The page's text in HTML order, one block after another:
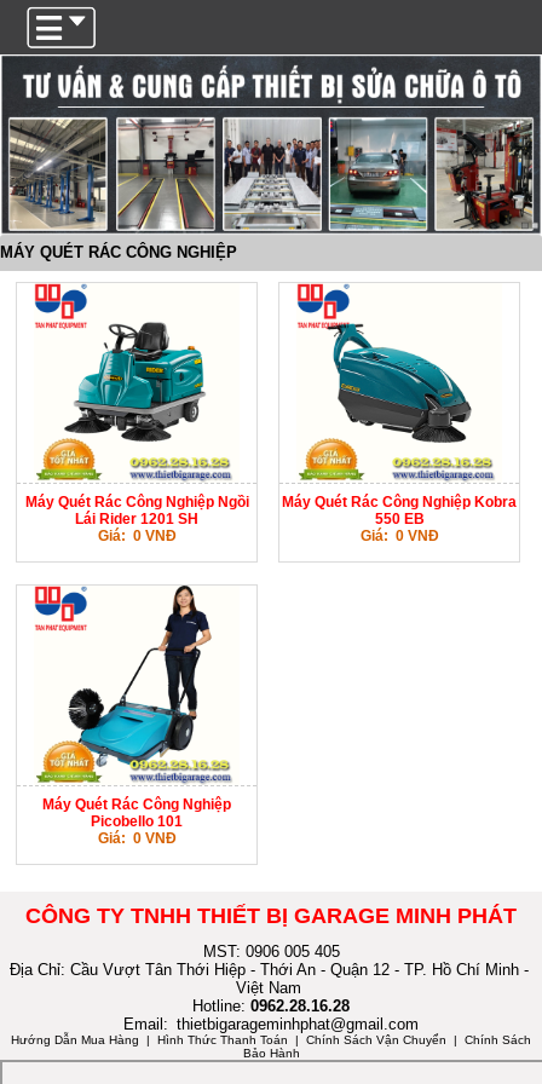
MÁY QUÉT RÁC CÔNG NGHIỆP
Máy Quét Rác Công Nghiệp Ngồi
Lái Rider 1201 SH
Giá: 0 VNĐ
Máy Quét Rác Công Nghiệp Kobra
550 EB
Giá: 0 VNĐ
Máy Quét Rác Công Nghiệp
Picobello 101
Giá: 0 VNĐ
CÔNG TY TNHH THIẾT BỊ GARAGE MINH PHÁT
MST: 0906 005 405
Địa Chỉ: Cầu Vượt Tân Thới Hiệp - Thới An - Quận 12 - TP. Hồ Chí Minh -
Việt Nam
Hotline: 0962.28.16.28
Email: thietbigarageminhphat@gmail.com
Hướng Dẫn Mua Hàng | Hình Thức Thanh Toán | Chính Sách Vận Chuyển | Chính Sách
Bảo Hành